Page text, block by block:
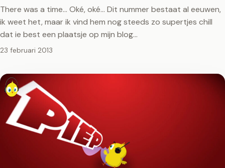
There was a time... Oké, oké... Dit nummer bestaat al eeuwen,
ik weet het, maar ik vind hem nog steeds zo supertjes chill
dat ie best een plaatsje op mijn blog…
23 februari 2013